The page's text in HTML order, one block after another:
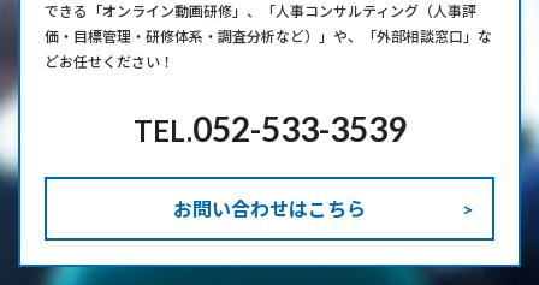
できる「オンライン動画研修」、「人事コンサルティング（人事評
価・目標管理・研修体系・調査分析など）」や、「外部相談窓口」な
どお任せください！
TEL.052-533-3539
お問い合わせはこちら